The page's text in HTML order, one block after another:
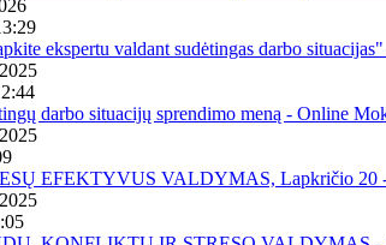
ekspertu valdant sudėtingas darbo
darbo situacijų sprendimo meną - Online
EFEKTYVUS VALDYMAS, Lapkričio 20